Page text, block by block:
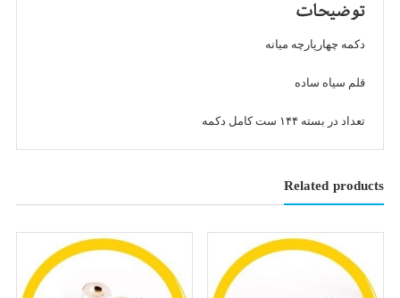
توضیحات
دکمه چهارپارچه میانه
قلم سیاه ساده
تعداد در بسته ۱۴۴ ست کامل دکمه
Related products